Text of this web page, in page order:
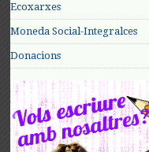
Ecoxarxes
Moneda Social-Integralces
Donacions